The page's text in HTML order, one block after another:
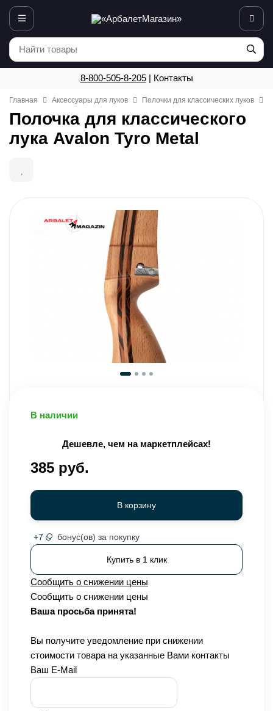
8-800-505-8-205| Контакты
Главная Аксессуары для луков Полочки для классических луков
Полочка для классического
лука Avalon Tyro Metal
В наличии
Дешевле, чем на маркетплейсах!
385 руб.
В корзину
+7 бонус(ов) за покупку
Купить в 1 клик
Сообщить о снижении цены
Сообщить о снижении цены
Ваша просьба принята!
Вы получите уведомление при снижении
стоимости товара на указанные Вами контакты
Ваш E-Mail